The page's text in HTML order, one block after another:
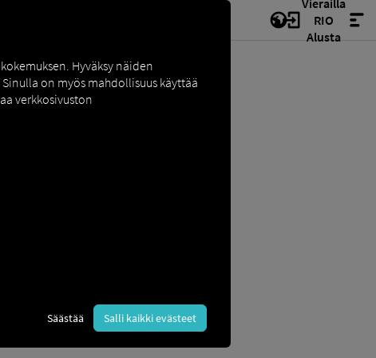
RIO
Alusta
merkittävästi luvattoman käytön
Hyväksy näiden
on myös mahdollisuus käyttää
verkkosivuston
Säästää Salli kaikki evästeet